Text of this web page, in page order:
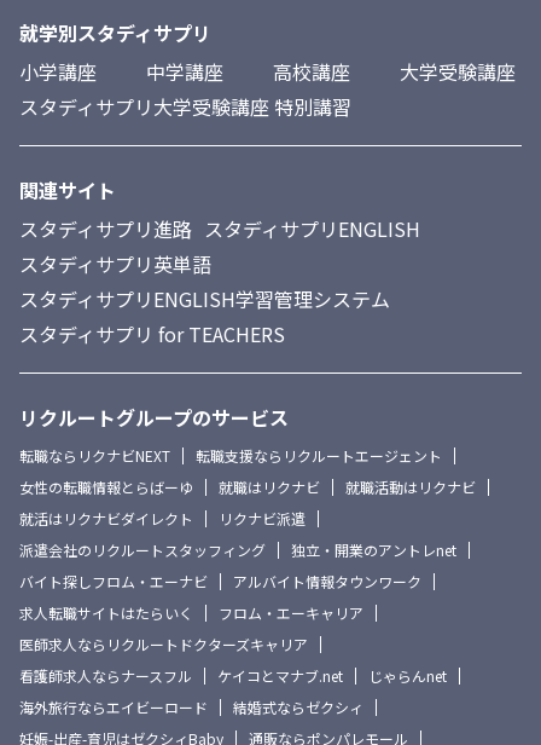
就学別スタディサプリ
小学講座
中学講座 高校講座
大学受験講座
スタディサプリ大学受験講座 特別講習
関連サイト
スタディサプリ進路 スタディサプリENGLISH
スタディサプリ英単語
スタディサプリENGLISH学習管理システム
スタディサプリ for TEACHERS
リクルートグループのサービス
転職ならリクナビNEXT
転職支援ならリクルートエージェント
女性の転職情報とらばーゆ
就職はリクナビ
就職活動はリクナビ
就活はリクナビダイレクト
リクナビ派遣
派遣会社のリクルートスタッフィング
独立・開業のアントレnet
バイト探しフロム・エーナビ
アルバイト情報タウンワーク
求人転職サイトはたらいく
フロム・エーキャリア
医師求人ならリクルートドクターズキャリア
看護師求人ならナースフル
ケイコとマナブ.net
じゃらんnet
海外旅行ならエイビーロード
結婚式ならゼクシィ
妊娠-出産-育児はゼクシィBaby
通販ならポンパレモール